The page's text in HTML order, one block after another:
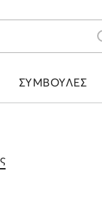
ΣΥΜΒΟΥΛΈΣ